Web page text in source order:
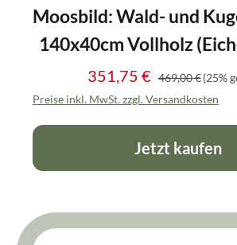
Moosbild: Wald- und
140x40cm Vollholz
Verkaufspreis:
351,75 € Regulärer Preis:
469,00 € (25%
Preise inkl. MwSt. zzgl. Versandkosten
Jetzt kaufen